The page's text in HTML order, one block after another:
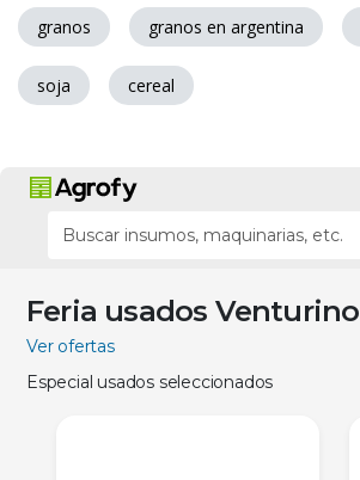
granos granos en argentina
soja cereal
Feria usados Venturino
Ver ofertas
Especial usados seleccionados